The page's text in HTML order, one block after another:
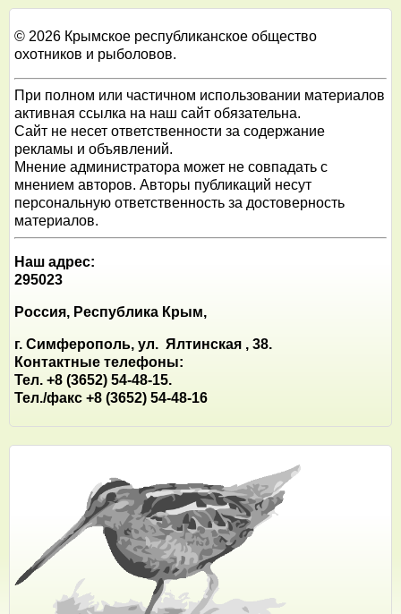
© 2026 Крымское республиканское общество
охотников и рыболовов.
При полном или частичном использовании материалов
активная ссылка на наш сайт обязательна.
Сайт не несет ответственности за содержание
рекламы и объявлений.
Мнение администратора может не совпадать с
мнением авторов. Авторы публикаций несут
персональную ответственность за достоверность
материалов.
Наш адрес:
295023
Россия, Республика Крым,
г. Симферополь, ул. Ялтинская , 38.
Контактные телефоны:
Тел. +8 (3652) 54-48-15.
Тел./факс +8 (3652) 54-48-16